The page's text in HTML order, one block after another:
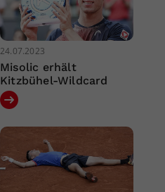
24.07.2023
Misolic erhält
Kitzbühel-Wildcard